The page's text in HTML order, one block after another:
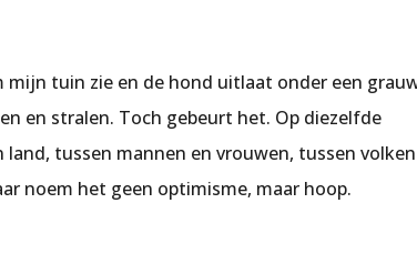
mijn tuin zie en de hond uitlaat onder een
en stralen. Toch gebeurt het. Op diezelfde
tussen mannen en vrouwen, tussen volken
noem het geen optimisme, maar hoop.